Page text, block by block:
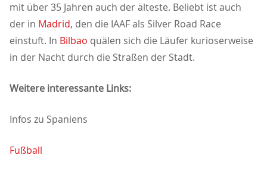
mit über 35 Jahren auch der älteste. Beliebt ist auch
der in Madrid, den die IAAF als Silver Road Race
einstuft. In Bilbao quälen sich die Läufer kurioserweise
in der Nacht durch die Straßen der Stadt.
Weitere interessante Links:
Infos zu Spaniens
Fußball